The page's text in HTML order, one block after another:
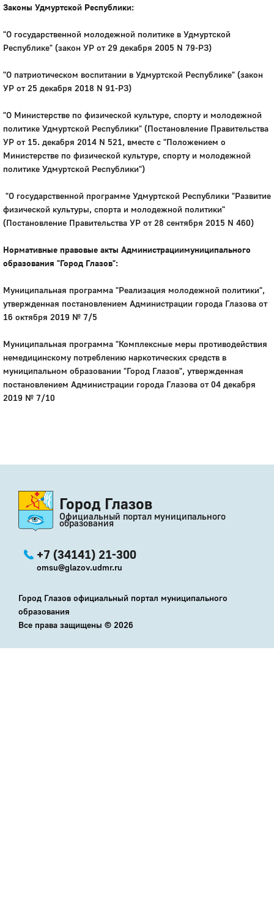
Законы Удмуртской Республики:
"О государственной молодежной политике в Удмуртской
Республике" (закон УР от 29 декабря 2005 N 79-РЗ)
"О патриотическом воспитании в Удмуртской Республике" (закон
УР от 25 декабря 2018 N 91-РЗ)
"О Министерстве по физической культуре, спорту и молодежной
политике Удмуртской Республики" (Постановление Правительства
УР от 15. декабря 2014 N 521, вместе с "Положением о
Министерстве по физической культуре, спорту и молодежной
политике Удмуртской Республики")
"О государственной программе Удмуртской Республики "Развитие
физической культуры, спорта и молодежной политики"
(Постановление Правительства УР от 28 сентября 2015 N 460)
Нормативные правовые акты Администрациимуниципального
образования "Город Глазов":
Муниципальная программа "Реализация молодежной политики",
утвержденная постановлением Администрации города Глазова от
16 октября 2019 № 7/5
Муниципальная программа "Комплексные меры противодействия
немедицинскому потреблению наркотических средств в
муниципальном образовании "Город Глазов", утвержденная
постановлением Администрации города Глазова от 04 декабря
2019 № 7/10
Город Глазов
Официальный портал муниципального
образования
+7 (34141) 21-300
omsu@glazov.udmr.ru
Город Глазов официальный портал муниципального
образования
Все права защищены © 2026